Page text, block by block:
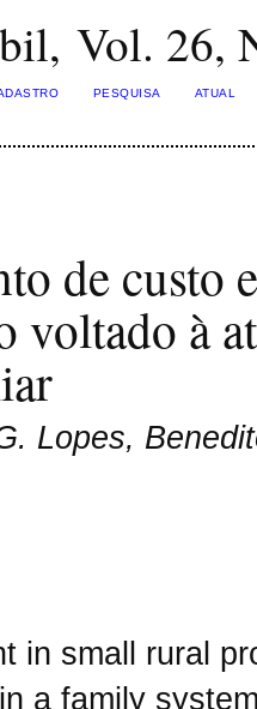
Vol. 26,
PESQUISA ATUAL
de custo
voltado à
Lopes,
in small rural
a family